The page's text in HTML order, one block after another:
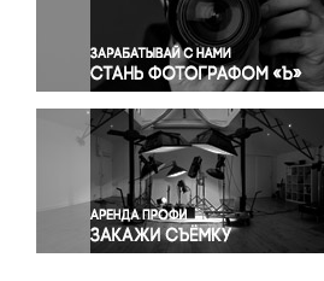
Правосудие
Происшествия и конфликты
Религия
Светская жизнь
Спорт
Экология
Экономика и бизнес